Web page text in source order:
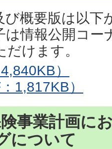
び概要版は以下
は情報公開コー
けます。
）
1,817KB）
事業計画に
について